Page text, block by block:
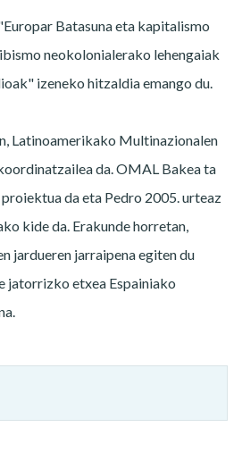
Batasuna eta kapitalismo
neokolonialerako lehengaiak
izeneko hitzaldia emango du.
Latinoamerikako Multinazionalen
da. OMAL Bakea ta
da eta Pedro 2005. urteaz
kide da. Erakunde horretan,
jardueren jarraipena egiten du
jatorrizko etxea Espainiako